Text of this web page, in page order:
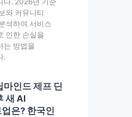
와 커뮤니티
석하여 서비스
인한 손실을
는 방법을
.
마인드 제프 딘
새 AI
은? 한국인